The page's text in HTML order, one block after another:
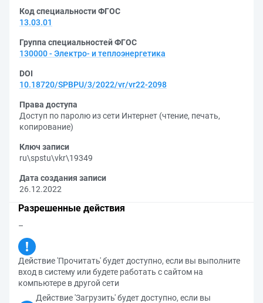
Код специальности ФГОС
13.03.01
Группа специальностей ФГОС
130000 - Электро- и теплоэнергетика
DOI
10.18720/SPBPU/3/2022/vr/vr22-2098
Права доступа
Доступ по паролю из сети Интернет (чтение, печать,
копирование)
Ключ записи
ru\spstu\vkr\19349
Дата создания записи
26.12.2022
Разрешенные действия
–
Действие 'Прочитать' будет доступно, если вы выполните
вход в систему или будете работать с сайтом на
компьютере в другой сети
Действие 'Загрузить' будет доступно, если вы